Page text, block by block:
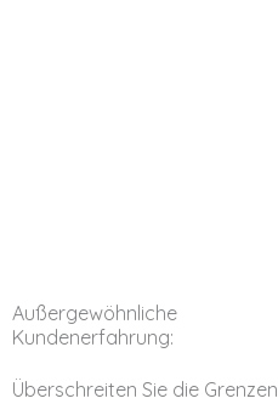
Außergewöhnliche
Kundenerfahrung:
Überschreiten Sie die Grenzen